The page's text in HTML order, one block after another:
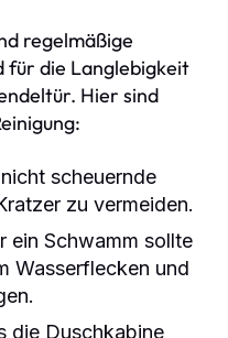
regelmäßige
für die Langlebigkeit
Hier sind
scheuernde
zu vermeiden.
ein Schwamm sollte
Wasserflecken und
die Duschkabine